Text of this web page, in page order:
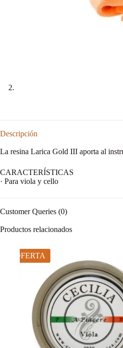
Descripción
La resina Larica Gold III aporta al
CARACTERÍSTICAS
· Para viola y cello
Customer Queries (0)
Productos relacionados
OFERTA